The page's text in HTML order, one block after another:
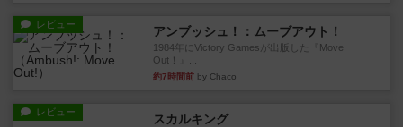
レビュー アンブッシュ！：ムーブアウト！
1984年にVictory Gamesが出版した『Move
Out！』...
約7時間前 by Chaco
レビュー スカルキング